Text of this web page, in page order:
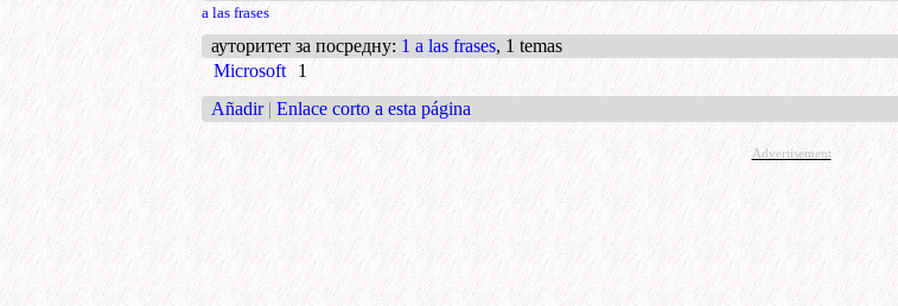
a las frases
ауторитет за посредну: 1 a las frases, 1 temas
Microsoft
1
Añadir | Enlace corto a esta página
Advertisement